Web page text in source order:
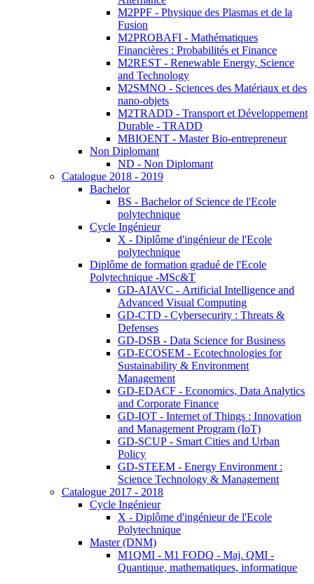
M2PPF - Physique des Plasmas et de la
Fusion
M2PROBAFI - Mathématiques
Financières : Probabilités et Finance
M2REST - Renewable Energy, Science
and Technology
M2SMNO - Sciences des Matériaux et des
nano-objets
M2TRADD - Transport et Développement
Durable - TRADD
MBIOENT - Master Bio-entrepreneur
Non Diplomant
ND - Non Diplomant
Catalogue 2018 - 2019
Bachelor
BS - Bachelor of Science de l'Ecole
polytechnique
Cycle Ingénieur
X - Diplôme d'ingénieur de l'Ecole
polytechnique
Diplôme de formation gradué de l'Ecole
Polytechnique -MSc&T
GD-AIAVC - Artificial Intelligence and
Advanced Visual Computing
GD-CTD - Cybersecurity : Threats &
Defenses
GD-DSB - Data Science for Business
GD-ECOSEM - Ecotechnologies for
Sustainability & Environment
Management
GD-EDACF - Economics, Data Analytics
and Corporate Finance
GD-IOT - Internet of Things : Innovation
and Management Program (IoT)
GD-SCUP - Smart Cities and Urban
Policy
GD-STEEM - Energy Environment :
Science Technology & Management
Catalogue 2017 - 2018
Cycle Ingénieur
X - Diplôme d'ingénieur de l'Ecole
Polytechnique
Master (DNM)
M1QMI - M1 FODQ - Maj. QMI -
Quantique, mathematiques, informatique